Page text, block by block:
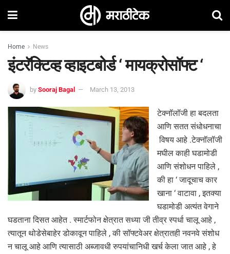
Home News
इंटरॅक्टिव्ह व्हाइटबोर्ड ‘ मायक्रोसॉफ्ट ‘
by Sooraj Bagal March 13, 2013
टेक्नॉलॉजी हा बदलता
आणि सतत संधोधनाचा
विषय आहे .टेक्नॉलॉजी
मघील काही घडामोडी
आणि संशोधन पाहिले ,
की हा ‘ जादूचाच कार
खाना ‘ वाटावा , इतक्या
घडामोडी अत्यंत वेगाने
घडताना दिसत आहेत . स्मार्टफोन क्षेत्रात सध्या जी तीव्र स्पर्धा चालू आहे ,
त्यातून थोडेसेबाहेर डोकावून पाहिले , की सॉफ्टवेअर क्षेत्रातही नवनवे संशोध
न चालू आहे आणि त्यासाठी अब्जावधी रुपयांचानिधी खर्च केला जात आहे , हे